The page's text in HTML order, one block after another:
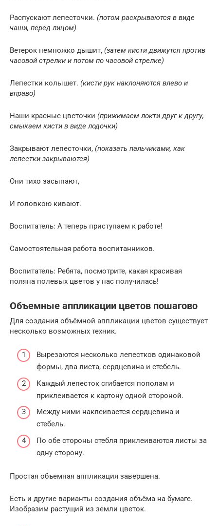
Распускают лепесточки. (потом раскрываются в виде
чаши, перед лицом)
Ветерок немножко дышит, (затем кисти движутся против
часовой стрелки и потом по часовой стрелке)
Лепестки колышет. (кисти рук наклоняются влево и
вправо)
Наши красные цветочки (прижимаем локти друг к другу,
смыкаем кисти в виде лодочки)
Закрывают лепесточки, (показать пальчиками, как
лепестки закрываются)
Они тихо засыпают,
И головкою кивают.
Воспитатель: А теперь приступаем к работе!
Самостоятельная работа воспитанников.
Воспитатель: Ребята, посмотрите, какая красивая
поляна полевых цветов у нас получилась!
Объемные аппликации цветов пошагово
Для создания объёмной аппликации цветов существует
несколько возможных техник.
Вырезаются несколько лепестков одинаковой
формы, два листа, сердцевина и стебель.
Каждый лепесток сгибается пополам и
приклеивается к картону одной стороной.
Между ними наклеивается сердцевина и
стебель.
По обе стороны стебля приклеиваются листы за
одну сторону.
Простая объемная аппликация завершена.
Есть и другие варианты создания объёма на бумаге.
Изобразим растущий из земли цветок.